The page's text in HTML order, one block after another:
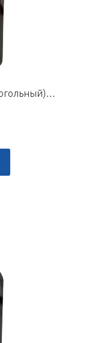
Сироп (бальзам безалкогольный) «Егорий III», 220 мл